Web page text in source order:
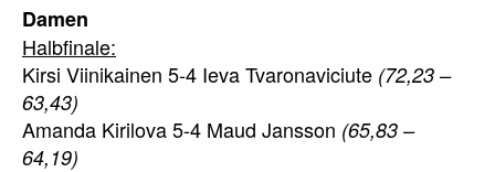
Damen
Halbfinale:
Kirsi Viinikainen 5-4 Ieva Tvaronaviciute (72,23 –
63,43)
Amanda Kirilova 5-4 Maud Jansson (65,83 –
64,19)